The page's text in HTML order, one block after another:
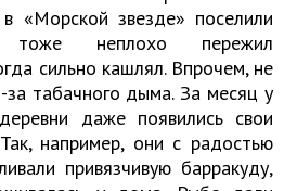
«Морской звезде» поселили
тоже неплохо пережил
сильно кашлял. Впрочем, не
за табачного дыма. За месяц у
даже появились свои
например, они с радостью
привязчивую барракуду,